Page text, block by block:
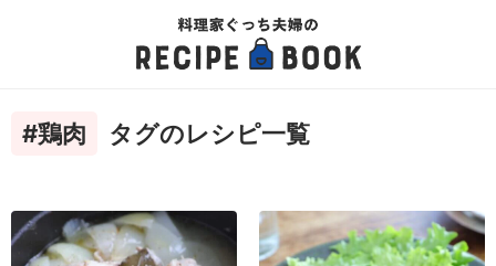
#鶏肉 タグのレシピ一覧